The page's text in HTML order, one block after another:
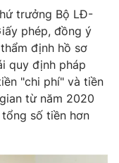
trưởng Bộ LĐ-
phép, đồng ý
định hồ sơ
quy định pháp
"chi phí" và tiền
từ năm 2020
số tiền hơn